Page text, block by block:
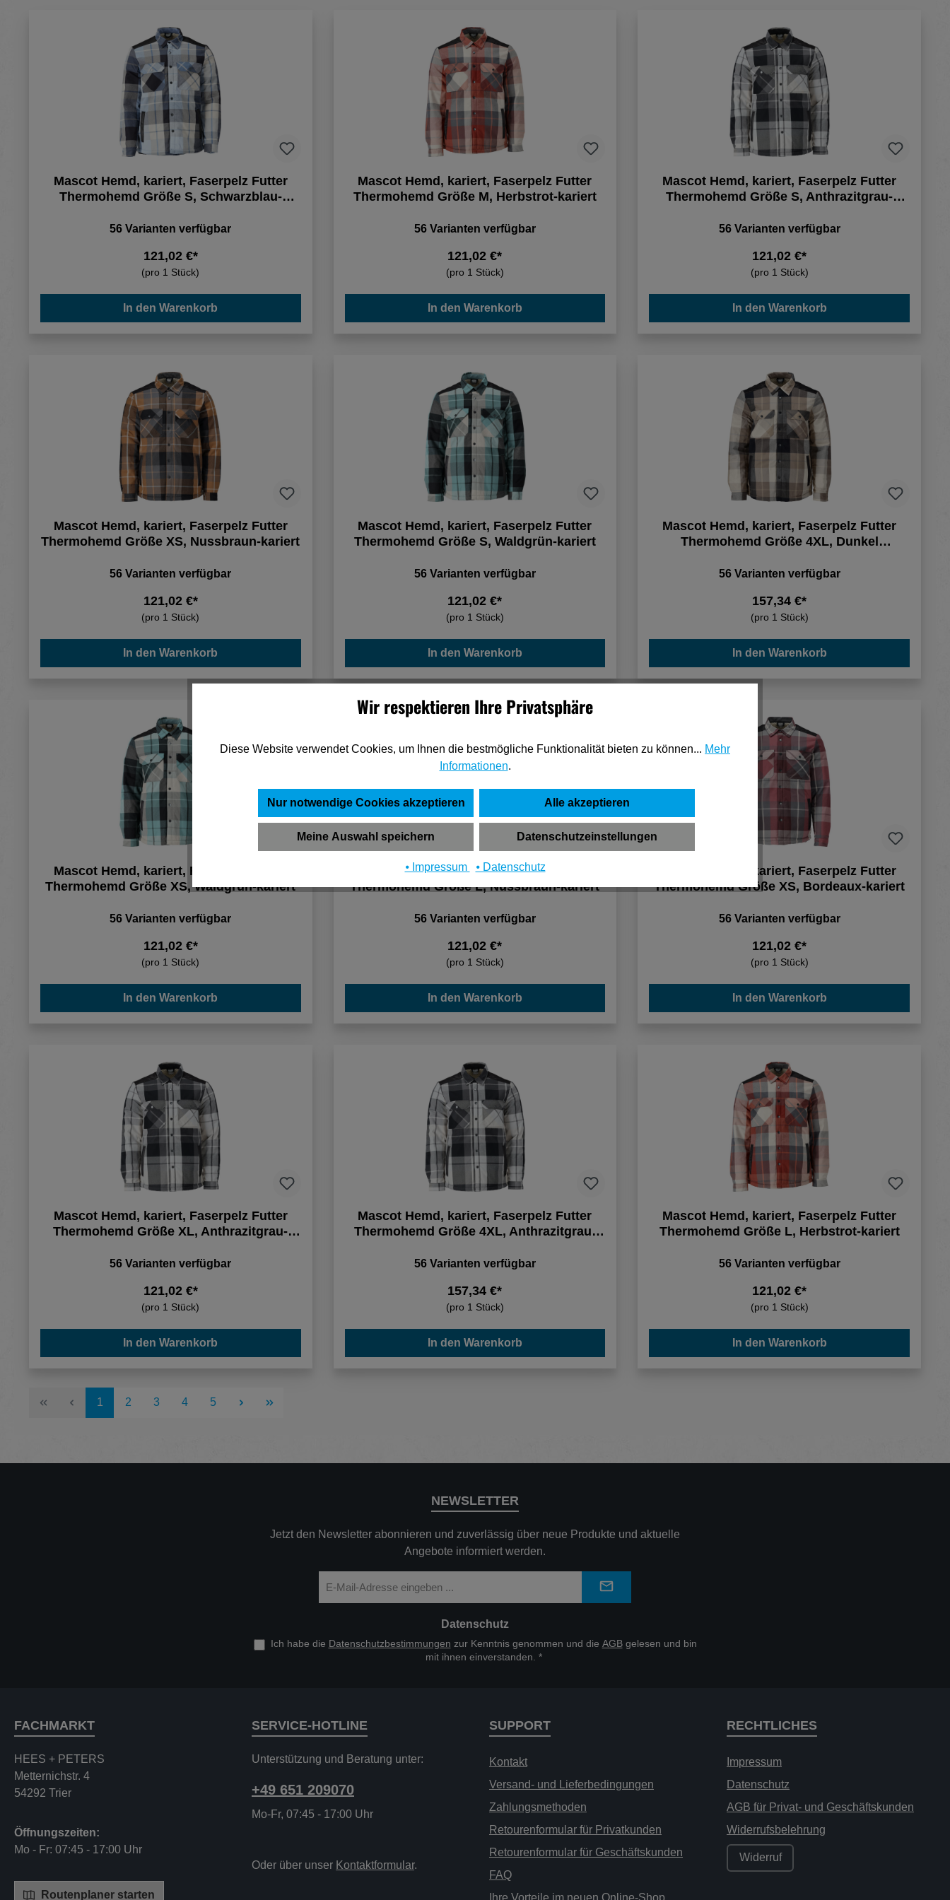
Mascot Hemd, kariert, Faserpelz Futter
Thermohemd Größe S, Schwarzblau-
56 Varianten verfügbar
121,02 €*
(pro 1 Stück)
In den Warenkorb
Mascot Hemd, kariert, Faserpelz Futter
Thermohemd Größe M, Herbstrot-kariert
56 Varianten verfügbar
121,02 €*
(pro 1 Stück)
In den Warenkorb
Mascot Hemd, kariert, Faserpelz Futter
Thermohemd Größe S, Anthrazitgrau-
56 Varianten verfügbar
121,02 €*
(pro 1 Stück)
In den Warenkorb
Mascot Hemd, kariert, Faserpelz Futter
Thermohemd Größe XS, Nussbraun-kariert
56 Varianten verfügbar
121,02 €*
(pro 1 Stück)
In den Warenkorb
Mascot Hemd, kariert, Faserpelz Futter
Thermohemd Größe S, Waldgrün-kariert
56 Varianten verfügbar
121,02 €*
(pro 1 Stück)
In den Warenkorb
Mascot Hemd, kariert, Faserpelz Futter
Thermohemd Größe 4XL, Dunkel
56 Varianten verfügbar
157,34 €*
(pro 1 Stück)
In den Warenkorb
Mascot Hemd, kariert, Faserpelz Futter
Thermohemd Größe XS, Waldgrün-kariert
56 Varianten verfügbar
121,02 €*
(pro 1 Stück)
In den Warenkorb
Mascot Hemd, kariert, Faserpelz Futter
Thermohemd Größe L, Nussbraun-kariert
56 Varianten verfügbar
121,02 €*
(pro 1 Stück)
In den Warenkorb
Mascot Hemd, kariert, Faserpelz Futter
Thermohemd Größe XS, Bordeaux-kariert
56 Varianten verfügbar
121,02 €*
(pro 1 Stück)
In den Warenkorb
Mascot Hemd, kariert, Faserpelz Futter
Thermohemd Größe XL, Anthrazitgrau-
56 Varianten verfügbar
121,02 €*
(pro 1 Stück)
In den Warenkorb
Mascot Hemd, kariert, Faserpelz Futter
Thermohemd Größe 4XL, Anthrazitgrau-
56 Varianten verfügbar
157,34 €*
(pro 1 Stück)
In den Warenkorb
Mascot Hemd, kariert, Faserpelz Futter
Thermohemd Größe L, Herbstrot-kariert
56 Varianten verfügbar
121,02 €*
(pro 1 Stück)
In den Warenkorb
Seite
1 Seite
2 Seite
3 Seite
4 Seite
5
NEWSLETTER
Jetzt den Newsletter abonnieren und zuverlässig über neue Produkte und aktuelle
Angebote informiert werden.
Mail-
Adresse
Datenschutz
Ich habe die Datenschutzbestimmungen zur Kenntnis genommen und die AGBgelesen und bin
mit ihnen einverstanden. *
SERVICE-HOTLINE
Unterstützung und Beratung unter:
+49 651 209070
Mo-Fr, 07:45 - 17:00 Uhr
Oder über unser Kontaktformular.
SUPPORT
Kontakt
Versand- und Lieferbedingungen
Zahlungsmethoden
Retourenformular für Privatkunden
Retourenformular für Geschäftskunden
FAQ
Ihre Vorteile im neuen Online-Shop
RECHTLICHES
Impressum
Datenschutz
AGB für Privat- und Geschäftskunden
Widerrufsbelehrung
Widerruf
FACHMARKT
HEES + PETERS
Metternichstr. 4
54292 Trier
Öffnungszeiten:
Mo - Fr: 07:45 - 17:00 Uhr
Routenplaner starten
Wir respektieren Ihre Privatsphäre
Diese Website verwendet Cookies, um Ihnen die bestmögliche Funktionalität bieten zu können... Mehr
Informationen.
Nur notwendige Cookies akzeptieren Alle akzeptieren
Meine Auswahl speichern Datenschutzeinstellungen
⦁ Impressum ⦁ Datenschutz